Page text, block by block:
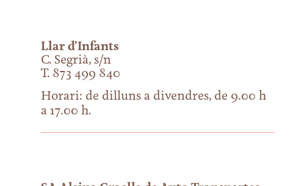
Llar d’Infants
C. Segrià, s/n
T. 873 499 840
Horari: de dilluns a divendres, de 9.00 h
a 17.00 h.